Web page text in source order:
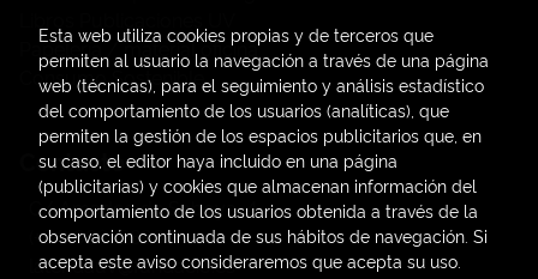
Papelería / material oficina
Consumo Sostenible
Contacto
C/ Amadeo de Saboya, 4
(+34) 963828968
latendauv@fundacio.es
Esta web utiliza cookies propias y de terceros que
permiten al usuario la navegación a través de una página
web (técnicas), para el seguimiento y análisis estadístico
del comportamiento de los usuarios (analíticas), que
permiten la gestión de los espacios publicitarios que, en
su caso, el editor haya incluido en una página
(publicitarias) y cookies que almacenan información del
comportamiento de los usuarios obtenida a través de la
observación continuada de sus hábitos de navegación. Si
acepta este aviso consideraremos que acepta su uso.